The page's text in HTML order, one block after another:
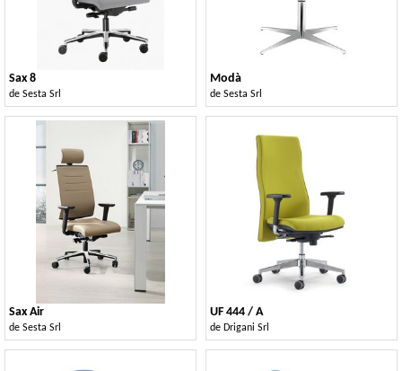
Sax 8
de Sesta Srl
Modà
de Sesta Srl
Sax Air
de Sesta Srl
UF 444 / A
de Drigani Srl